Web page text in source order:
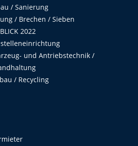
/ Sanierung
/ Brechen / Sieben
2022
und Antriebstechnik /
/ Recycling